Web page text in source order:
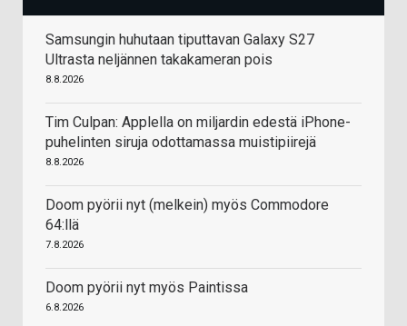
Samsungin huhutaan tiputtavan Galaxy S27
Ultrasta neljännen takakameran pois
8.8.2026
Tim Culpan: Applella on miljardin edestä iPhone-
puhelinten siruja odottamassa muistipiirejä
8.8.2026
Doom pyörii nyt (melkein) myös Commodore
64:llä
7.8.2026
Doom pyörii nyt myös Paintissa
6.8.2026